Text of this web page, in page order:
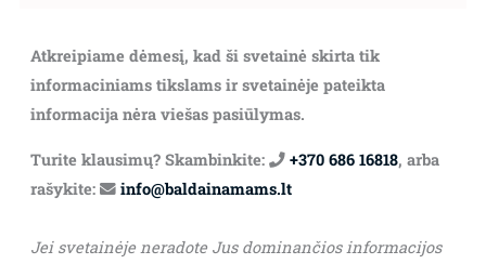
Atkreipiame dėmesį, kad ši svetainė skirta tik
informaciniams tikslams ir svetainėje pateikta
informacija nėra viešas pasiūlymas.
Turite klausimų? Skambinkite: +370 686 16818, arba
rašykite:
info@baldainamams.lt
Jei svetainėje neradote Jus dominančios informacijos